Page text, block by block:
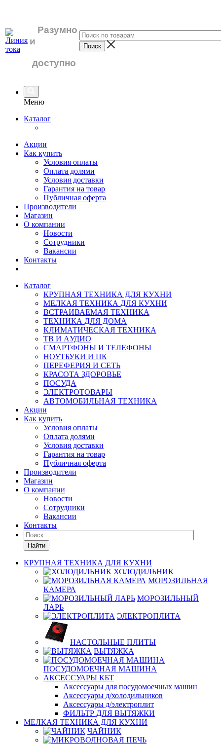
Разумно
и
доступно
Меню
Каталог
Акции
Как купить
Условия оплаты
Оплата долями
Условия доставки
Гарантия на товар
Публичная оферта
Производители
Магазин
О компании
Новости
Сотрудники
Вакансии
Контакты
Каталог
КРУПНАЯ ТЕХНИКА ДЛЯ КУХНИ
МЕЛКАЯ ТЕХНИКА ДЛЯ КУХНИ
ВСТРАИВАЕМАЯ ТЕХНИКА
ТЕХНИКА ДЛЯ ДОМА
КЛИМАТИЧЕСКАЯ ТЕХНИКА
ТВ И AУДИО
СМАРТФОНЫ И ТЕЛЕФОНЫ
НОУТБУКИ И ПК
ПЕРЕФЕРИЯ И СЕТЬ
КРАСОТА ЗДОРОВЬЕ
ПОСУДА
ЭЛЕКТРОТОВАРЫ
АВТОМОБИЛЬНАЯ ТЕХНИКА
Акции
Как купить
Условия оплаты
Оплата долями
Условия доставки
Гарантия на товар
Публичная оферта
Производители
Магазин
О компании
Новости
Сотрудники
Вакансии
Контакты
Найти
КРУПНАЯ ТЕХНИКА ДЛЯ КУХНИ
ХОЛОДИЛЬНИК
МОРОЗИЛЬНАЯ
КАМЕРА
МОРОЗИЛЬНЫЙ
ЛАРЬ
ЭЛЕКТРОПЛИТА
НАСТОЛЬНЫЕ ПЛИТЫ
ВЫТЯЖКА
ПОСУДОМОЕЧНАЯ МАШИНА
АКСЕССУАРЫ КБТ
Аксессуары для посудомоечных машин
Аксессуары д/холодильников
Аксессуары д/электроплит
ФИЛЬТР ДЛЯ ВЫТЯЖКИ
МЕЛКАЯ ТЕХНИКА ДЛЯ КУХНИ
ЧАЙНИК